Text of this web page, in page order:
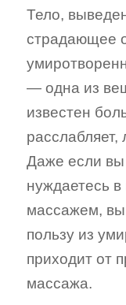
Тело,
страдающее
— одна из
известен
расслабляет,
Даже если вы
нуждаетесь
массажем, вы
пользу из
приходит от
массажа.